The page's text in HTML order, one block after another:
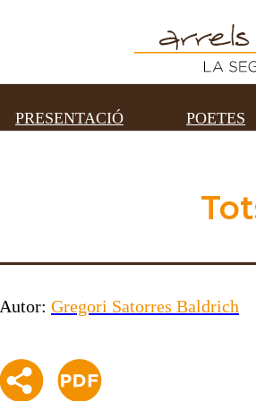
PRESENTACIÓ POETES
Autor: Gregori Satorres Baldrich